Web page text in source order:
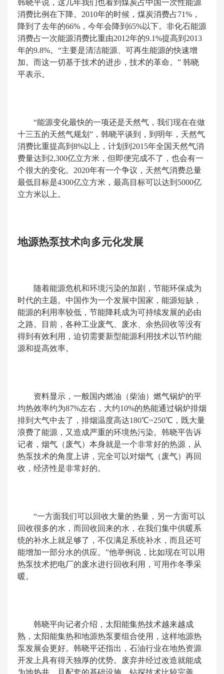
韩晓平说，这几年我们也看到煤炭占中国一次性能源
消费比例在下降。2010年的时候，煤炭消费占71%，
降到了去年的66%，今年会降到65%以下。非化石能源
消费占一次能源消费比重由2012年的9.1%提高到2013
年的9.8%。“主要是清洁能源、可再生能源的快速增
加。而这一切基于技术的进步，技术的革命。” 韩晓
平表示。
“能源变化最快的一项还是天然气，我们现在在做
十三五的天然气规划”，韩晓平谈到，到明年，天然气
消费比重提高到8%以上，计划到2015年全国天然气消
费量达到2,300亿立方米，但即便完成不了，也会有一
个很大的变化。2020年有一个争议，天然气消费总量
最低目标是4300亿立方米，最高目标可以达到5000亿
立方米以上。
地源热泵技术向多元化发展
随着能源危机和环境污染的加剧，节能环保成为
时代的主题。中国作为一个发展中国家，能源短缺，
能源的利用率较低，节能降耗成为可持续发展的必由
之路。目前，各种工业废气、废水、余热回收等没有
得到有效利用，迫切需要新型能源利用技术以节约能
源和提高效率。
资料显示，一般国内燃油（柴油）燃气锅炉的平
均热效率约为87%左右，大约10%的热能通过锅炉排烟
排到大气中去了，排烟温度高达180℃~250℃，既大量
浪费了能源，又造成严重的环境热污染。韩晓平告诉
记者，烟气（废气）本身就是一个非常好的热源，从
热泵技术的角度上讲，完全可以对烟气（废气）再回
收，经济性是非常好的。
“一方面我们可以回收大量的热量，另一方面可以
回收很多的水，而回收回来的水，在我们集中供暖系
统的补水上就足够了，不仅满足系统补水，而且还可
能增加一部分水的供应。”他举例说，比如现在可以用
热泵技术把电厂的废水进行回收利用，可用作冬季采
暖。
韩晓平向记者介绍，太阳能集热技术越来越成
熟，太阳能集热和地源热泵要组合使用，这样地源热
泵发展会更好。韩晓平还指出，石油行业在地热资源
开发上具有得天独厚的优势。废弃井经过改造就能成
为地热井，且配套的基础设施、钻探技术比较完善，